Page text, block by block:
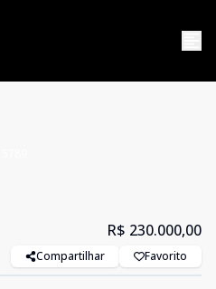
R$ 230.000,00
Compartilhar Favorito